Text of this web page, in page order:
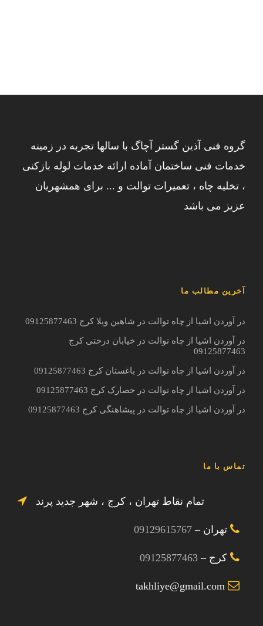
گروه فنی آذین گستر آچاگ با سالها تجربه در زمینه
خدمات فنی ساختمان آماده ارائه خدمات لوله بازکنی
، تخلیه چاه ، تعمیرات توالت و ... برای همشهریان
عزیز می باشد
آخرین مطالب ما
در آوردن اشیا از چاه توالت در شاهین ویلا کرج 09125877463
در آوردن اشیا از چاه توالت در خیابان درختی کرج
09125877463
در آوردن اشیا از چاه توالت در باغستان کرج 09125877463
در آوردن اشیا از چاه توالت در حصارک کرج 09125877463
در آوردن اشیا از چاه توالت در پیشاهنگی کرج 09125877463
تماس با ما
تمام نقاط تهران ، کرج ، شهر جدید پرند
تهران – 09129615767
کرج – 09125877463